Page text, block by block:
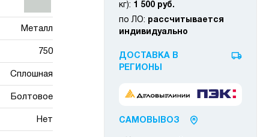
Металл
750
Сплошная
Болтовое
Нет
кг): 1 500 руб.
по ЛО: рассчитывается
индивидуально
ДОСТАВКА В
РЕГИОНЫ
САМОВЫВОЗ